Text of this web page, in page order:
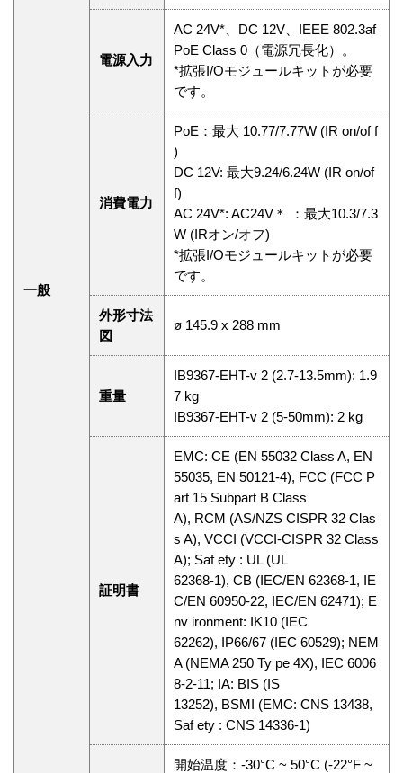
一般
電源入力
AC 24V*、DC 12V、IEEE 802.3af
PoE Class 0（電源冗長化）。
*拡張I/Oモジュールキットが必要
です。
消費電力
PoE：最大 10.77/7.77W (IR on/of f
)
DC 12V: 最大9.24/6.24W (IR on/of
f)
AC 24V*: AC24V＊ ：最大10.3/7.3
W (IRオン/オフ)
*拡張I/Oモジュールキットが必要
です。
外形寸法
図
ø 145.9 x 288 mm
重量
IB9367-EHT-v 2 (2.7-13.5mm): 1.9
7 kg
IB9367-EHT-v 2 (5-50mm): 2 kg
証明書
EMC: CE (EN 55032 Class A, EN
55035, EN 50121-4), FCC (FCC P
art 15 Subpart B Class
A), RCM (AS/NZS CISPR 32 Clas
s A), VCCI (VCCI-CISPR 32 Class
A); Saf ety : UL (UL
62368-1), CB (IEC/EN 62368-1, IE
C/EN 60950-22, IEC/EN 62471); E
nv ironment: IK10 (IEC
62262), IP66/67 (IEC 60529); NEM
A (NEMA 250 Ty pe 4X), IEC 6006
8-2-11; IA: BIS (IS
13252), BSMI (EMC: CNS 13438,
Saf ety : CNS 14336-1)
開始温度：-30°C ~ 50°C (-22°F ~